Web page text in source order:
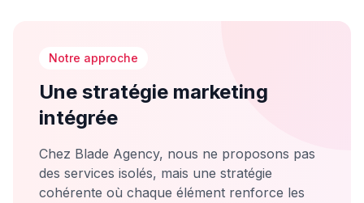
Notre approche
Une stratégie marketing
intégrée
Chez Blade Agency, nous ne proposons pas
des services isolés, mais une stratégie
cohérente où chaque élément renforce les